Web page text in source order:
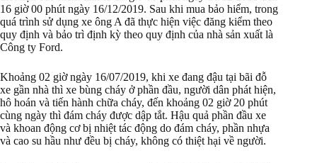
16 giờ 00 phút ngày 16/12/2019. Sau khi mua bảo hiểm, trong
quá trình sử dụng xe ông A đã thực hiện việc đăng kiểm theo
quy định và bảo trì định kỳ theo quy định của nhà sản xuất là
Công ty Ford.
Khoảng 02 giờ ngày 16/07/2019, khi xe đang đậu tại bãi đỗ
xe gần nhà thì xe bùng cháy ở phần đầu, người dân phát hiện,
hô hoán và tiến hành chữa cháy, đến khoảng 02 giờ 20 phút
cùng ngày thì đám cháy được dập tắt. Hậu quả phần đầu xe
và khoan động cơ bị nhiệt tác động do đám cháy, phần nhựa
và cao su hầu như đều bị cháy, không có thiệt hại về người.